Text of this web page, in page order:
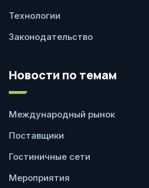
Технологии
Законодательство
Новости по темам
Международный рынок
Поставщики
Гостиничные сети
Мероприятия